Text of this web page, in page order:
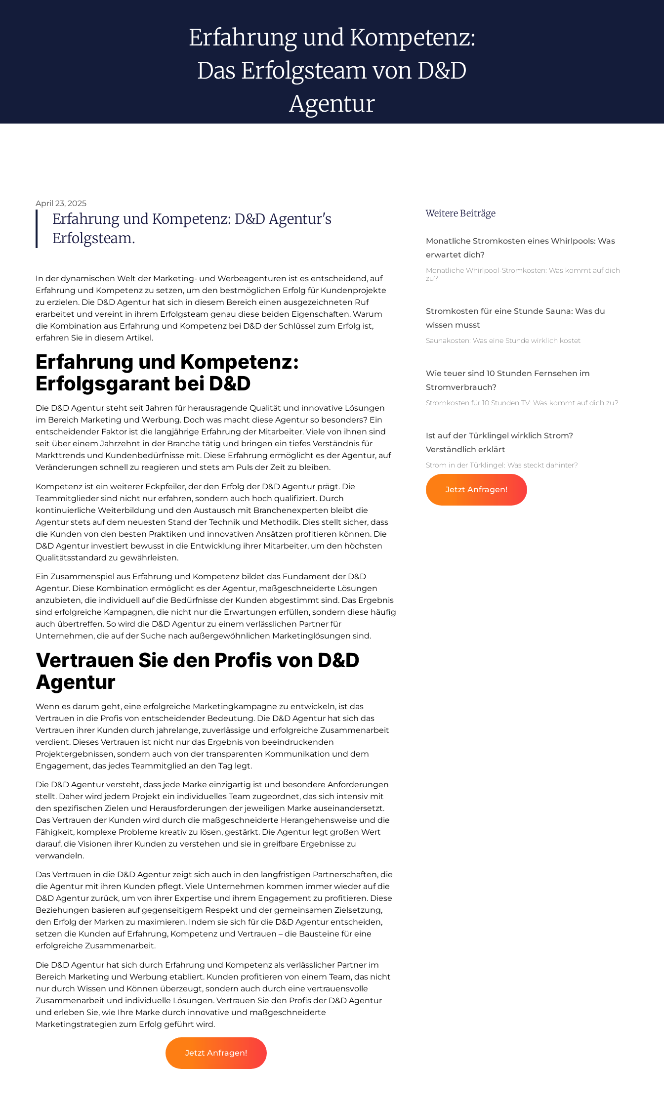
Erfahrung und Kompetenz:
Das Erfolgsteam von D&D
Agentur
April 23, 2025
Erfahrung und Kompetenz: D&D Agentur's
Erfolgsteam.
In der dynamischen Welt der Marketing- und Werbeagenturen ist es entscheidend, auf
Erfahrung und Kompetenz zu setzen, um den bestmöglichen Erfolg für Kundenprojekte
zu erzielen. Die D&D Agentur hat sich in diesem Bereich einen ausgezeichneten Ruf
erarbeitet und vereint in ihrem Erfolgsteam genau diese beiden Eigenschaften. Warum
die Kombination aus Erfahrung und Kompetenz bei D&D der Schlüssel zum Erfolg ist,
erfahren Sie in diesem Artikel.
Erfahrung und Kompetenz:
Erfolgsgarant bei D&D
Die D&D Agentur steht seit Jahren für herausragende Qualität und innovative Lösungen
im Bereich Marketing und Werbung. Doch was macht diese Agentur so besonders? Ein
entscheidender Faktor ist die langjährige Erfahrung der Mitarbeiter. Viele von ihnen sind
seit über einem Jahrzehnt in der Branche tätig und bringen ein tiefes Verständnis für
Markttrends und Kundenbedürfnisse mit. Diese Erfahrung ermöglicht es der Agentur, auf
Veränderungen schnell zu reagieren und stets am Puls der Zeit zu bleiben.
Kompetenz ist ein weiterer Eckpfeiler, der den Erfolg der D&D Agentur prägt. Die
Teammitglieder sind nicht nur erfahren, sondern auch hoch qualifiziert. Durch
kontinuierliche Weiterbildung und den Austausch mit Branchenexperten bleibt die
Agentur stets auf dem neuesten Stand der Technik und Methodik. Dies stellt sicher, dass
die Kunden von den besten Praktiken und innovativen Ansätzen profitieren können. Die
D&D Agentur investiert bewusst in die Entwicklung ihrer Mitarbeiter, um den höchsten
Qualitätsstandard zu gewährleisten.
Ein Zusammenspiel aus Erfahrung und Kompetenz bildet das Fundament der D&D
Agentur. Diese Kombination ermöglicht es der Agentur, maßgeschneiderte Lösungen
anzubieten, die individuell auf die Bedürfnisse der Kunden abgestimmt sind. Das Ergebnis
sind erfolgreiche Kampagnen, die nicht nur die Erwartungen erfüllen, sondern diese häufig
auch übertreffen. So wird die D&D Agentur zu einem verlässlichen Partner für
Unternehmen, die auf der Suche nach außergewöhnlichen Marketinglösungen sind.
Vertrauen Sie den Profis von D&D
Agentur
Wenn es darum geht, eine erfolgreiche Marketingkampagne zu entwickeln, ist das
Vertrauen in die Profis von entscheidender Bedeutung. Die D&D Agentur hat sich das
Vertrauen ihrer Kunden durch jahrelange, zuverlässige und erfolgreiche Zusammenarbeit
verdient. Dieses Vertrauen ist nicht nur das Ergebnis von beeindruckenden
Projektergebnissen, sondern auch von der transparenten Kommunikation und dem
Engagement, das jedes Teammitglied an den Tag legt.
Die D&D Agentur versteht, dass jede Marke einzigartig ist und besondere Anforderungen
stellt. Daher wird jedem Projekt ein individuelles Team zugeordnet, das sich intensiv mit
den spezifischen Zielen und Herausforderungen der jeweiligen Marke auseinandersetzt.
Das Vertrauen der Kunden wird durch die maßgeschneiderte Herangehensweise und die
Fähigkeit, komplexe Probleme kreativ zu lösen, gestärkt. Die Agentur legt großen Wert
darauf, die Visionen ihrer Kunden zu verstehen und sie in greifbare Ergebnisse zu
verwandeln.
Das Vertrauen in die D&D Agentur zeigt sich auch in den langfristigen Partnerschaften, die
die Agentur mit ihren Kunden pflegt. Viele Unternehmen kommen immer wieder auf die
D&D Agentur zurück, um von ihrer Expertise und ihrem Engagement zu profitieren. Diese
Beziehungen basieren auf gegenseitigem Respekt und der gemeinsamen Zielsetzung,
den Erfolg der Marken zu maximieren. Indem sie sich für die D&D Agentur entscheiden,
setzen die Kunden auf Erfahrung, Kompetenz und Vertrauen – die Bausteine für eine
erfolgreiche Zusammenarbeit.
Die D&D Agentur hat sich durch Erfahrung und Kompetenz als verlässlicher Partner im
Bereich Marketing und Werbung etabliert. Kunden profitieren von einem Team, das nicht
nur durch Wissen und Können überzeugt, sondern auch durch eine vertrauensvolle
Zusammenarbeit und individuelle Lösungen. Vertrauen Sie den Profis der D&D Agentur
und erleben Sie, wie Ihre Marke durch innovative und maßgeschneiderte
Marketingstrategien zum Erfolg geführt wird.
Jetzt Anfragen!
Weitere Beiträge
Monatliche Stromkosten eines Whirlpools: Was
erwartet dich?
Monatliche Whirlpool-Stromkosten: Was kommt auf dich
zu?
Stromkosten für eine Stunde Sauna: Was du
wissen musst
Saunakosten: Was eine Stunde wirklich kostet
Wie teuer sind 10 Stunden Fernsehen im
Stromverbrauch?
Stromkosten für 10 Stunden TV: Was kommt auf dich zu?
Ist auf der Türklingel wirklich Strom?
Verständlich erklärt
Strom in der Türklingel: Was steckt dahinter?
Jetzt Anfragen!